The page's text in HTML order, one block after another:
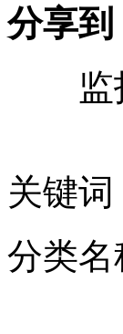
洽洽瓜子
记者调查:
走失的小猴
分享到
监拍
关键
分类名